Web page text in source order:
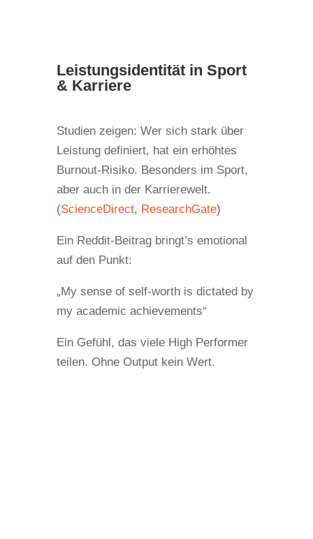
Leistungsidentität in Sport
& Karriere
Studien zeigen: Wer sich stark über
Leistung definiert, hat ein erhöhtes
Burnout-Risiko. Besonders im Sport,
aber auch in der Karrierewelt.
(ScienceDirect, ResearchGate)
Ein Reddit-Beitrag bringt’s emotional
auf den Punkt:
„My sense of self-worth is dictated by
my academic achievements“
Ein Gefühl, das viele High Performer
teilen. Ohne Output kein Wert.